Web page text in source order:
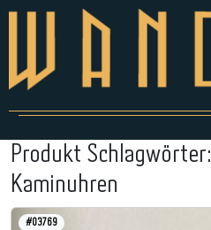
Produkt Schlagwörter:
Kaminuhren
#03769